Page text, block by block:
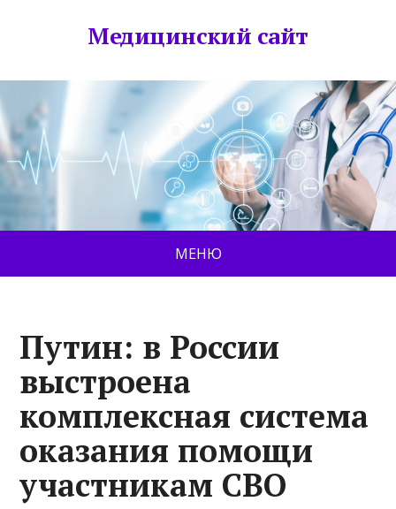
Медицинский сайт
МЕНЮ
Путин: в России
выстроена
комплексная система
оказания помощи
участникам СВО